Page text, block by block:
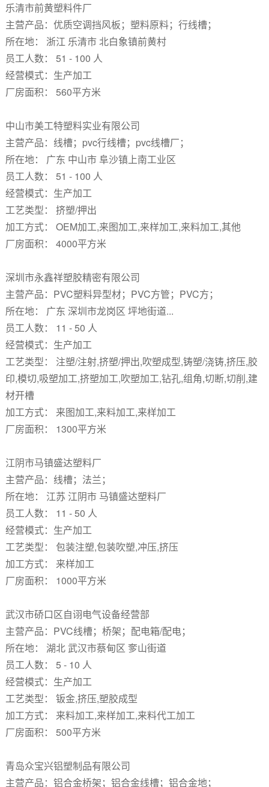
乐清市前黄塑料件厂
主营产品：优质空调挡风板；塑料原料；行线槽；
所在地： 浙江 乐清市 北白象镇前黄村
员工人数： 51 - 100 人
经营模式：生产加工
厂房面积： 560平方米
中山市美工特塑料实业有限公司
主营产品：线槽；pvc行线槽；pvc线槽厂；
所在地： 广东 中山市 阜沙镇上南工业区
员工人数： 51 - 100 人
经营模式：生产加工
工艺类型： 挤塑/押出
加工方式： OEM加工,来图加工,来样加工,来料加工,其他
厂房面积： 4000平方米
深圳市永鑫祥塑胶精密有限公司
主营产品：PVC塑料异型材；PVC方管；PVC方；
所在地： 广东 深圳市龙岗区 坪地街道...
员工人数： 11 - 50 人
经营模式：生产加工
工艺类型： 注塑/注射,挤塑/押出,吹塑成型,铸塑/浇铸,挤压,胶
印,模切,吸塑加工,挤塑加工,吹塑加工,钻孔,组角,切断,切削,建
材开槽
加工方式： 来图加工,来料加工,来样加工
厂房面积： 1300平方米
江阴市马镇盛达塑料厂
主营产品：线槽；法兰；
所在地： 江苏 江阴市 马镇盛达塑料厂
员工人数： 11 - 50 人
经营模式：生产加工
工艺类型： 包装注塑,包装吹塑,冲压,挤压
加工方式： 来样加工
厂房面积： 1000平方米
武汉市硚口区自诩电气设备经营部
主营产品：PVC线槽；桥架；配电箱/配电；
所在地： 湖北 武汉市蔡甸区 奓山街道
员工人数： 5 - 10 人
经营模式：生产加工
工艺类型： 钣金,挤压,塑胶成型
加工方式： 来料加工,来样加工,来料代工加工
厂房面积： 500平方米
青岛众宝兴铝塑制品有限公司
主营产品：铝合金桥架；铝合金线槽；铝合金地；